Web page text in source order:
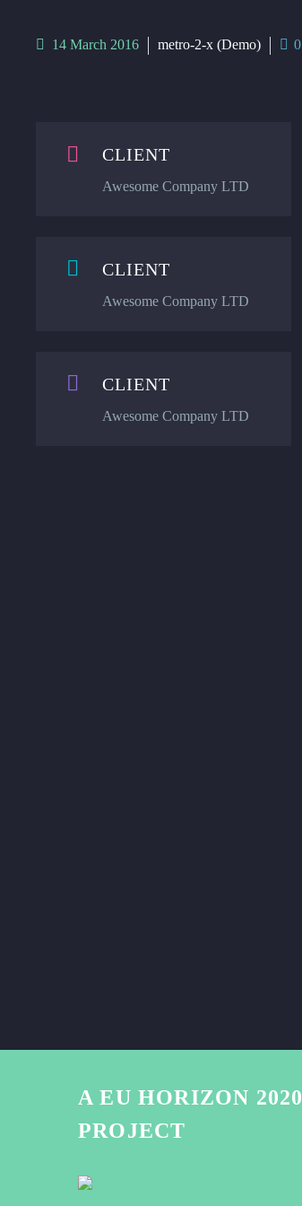
14 March 2016 metro-2-x (Demo) 0

 CLIENT
Awesome Company LTD

 CLIENT
Awesome Company LTD

 CLIENT
Awesome Company LTD
A EU HORIZON 2020
PROJECT